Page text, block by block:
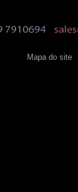
Mapa do site